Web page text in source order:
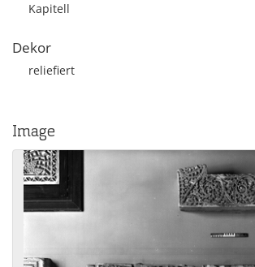
Kapitell
Dekor
reliefiert
Image